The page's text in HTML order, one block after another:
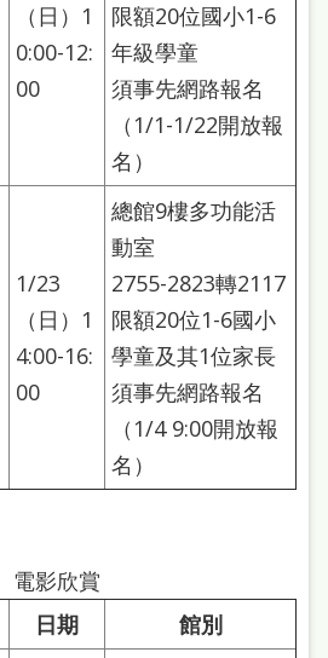
（日）1
0:00-12:
00
限額20位國小1-6
年級學童
須事先網路報名
（1/1-1/22開放報
名）
1/23
（日）1
4:00-16:
00
總館9樓多功能活
動室
2755-2823轉2117
限額20位1-6國小
學童及其1位家長
須事先網路報名
（1/4 9:00開放報
名）
電影欣賞
日期 館別